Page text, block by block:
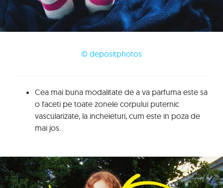
© depositphotos
Cea mai buna modalitate de a va parfuma este sa
o faceti pe toate zonele corpului puternic
vascularizate, la incheieturi, cum este in poza de
mai jos.